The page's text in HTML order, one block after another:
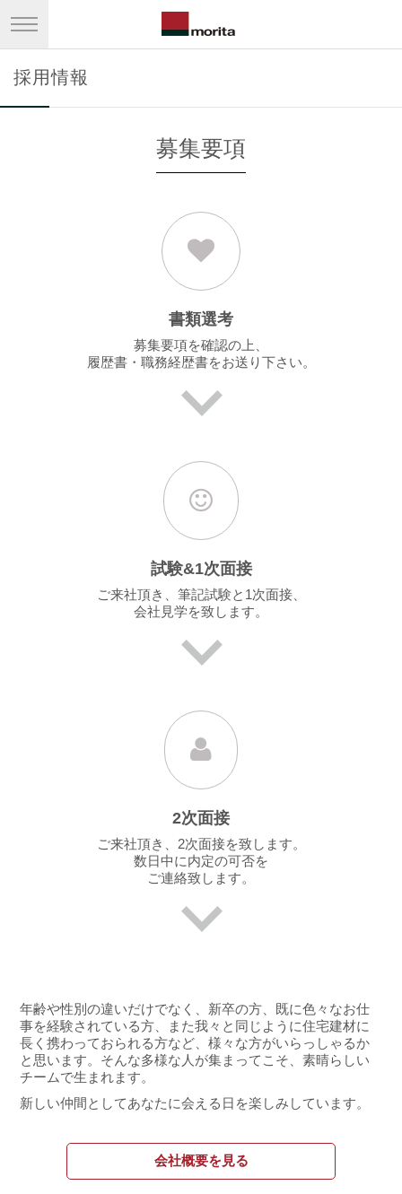
採用情報
募集要項
書類選考
募集要項を確認の上、
履歴書・職務経歴書をお送り下さい。
試験&1次面接
ご来社頂き、筆記試験と1次面接、
会社見学を致します。
2次面接
ご来社頂き、2次面接を致します。
数日中に内定の可否を
ご連絡致します。
年齢や性別の違いだけでなく、新卒の方、既に色々なお仕
事を経験されている方、また我々と同じように住宅建材に
長く携わっておられる方など、様々な方がいらっしゃるか
と思います。そんな多様な人が集まってこそ、素晴らしい
チームで生まれます。
新しい仲間としてあなたに会える日を楽しみしています。
会社概要を見る